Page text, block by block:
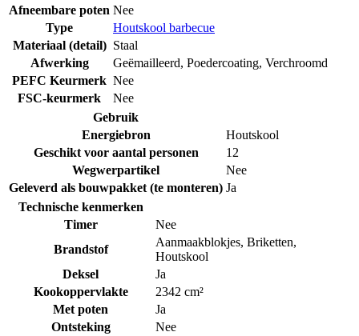
Afneembare poten Nee
Type
Houtskool barbecue
Materiaal (detail) Staal
Afwerking
Geëmailleerd, Poedercoating, Verchroomd
PEFC Keurmerk Nee
FSC-keurmerk
Nee
Gebruik
Energiebron
Houtskool
Geschikt voor aantal personen
12
Wegwerpartikel
Nee
Geleverd als bouwpakket (te monteren) Ja
Technische kenmerken
Timer
Nee
Brandstof
Aanmaakblokjes, Briketten,
Houtskool
Deksel
Ja
Kookoppervlakte
2342 cm²
Met poten
Ja
Ontsteking
Nee